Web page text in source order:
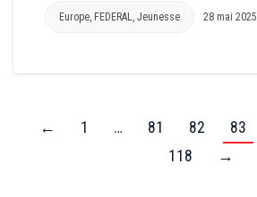
Europe, FEDERAL, Jeunesse 28 mai 2025
← 1 … 81 82 83
118
→